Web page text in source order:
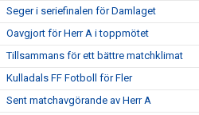
Seger i seriefinalen för Damlaget
Oavgjort för Herr A i toppmötet
Tillsammans för ett bättre matchklimat
Kulladals FF Fotboll för Fler
Sent matchavgörande av Herr A